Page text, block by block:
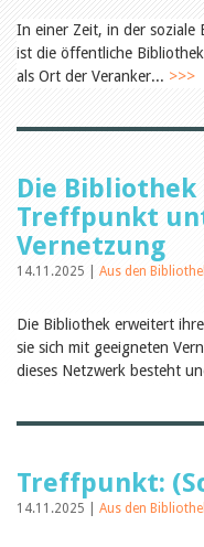
biblioBE nutzen
Qualitätsmanagement
Recht und Politik
Öffentlichkeitsarbeit
Leseförderung
Tags
Aus- und Weiterbildung
Veranstaltungen
Kinder- und Jugendmedien
Bibliothek und Schule
Jugendliche
Einmalige Beiträge
Bibliotheksangebote
Unterstützungsbeiträge
Alle Tags
Autoren
In einer Zeit, in der soziale
ist die öffentliche
als Ort der Veranker... >>>
Die Bibliothek
Treffpunkt
Vernetzung
14.11.2025 | Aus den
Die Bibliothek erweitert
sie sich mit geeigneten
dieses Netzwerk besteht
Treffpunkt:
14.11.2025 | Aus den